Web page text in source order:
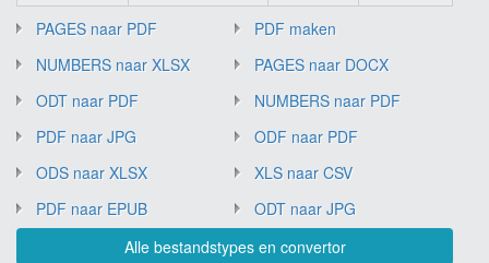
PAGES naar PDF
PDF maken
NUMBERS naar XLSX
PAGES naar DOCX
ODT naar PDF
NUMBERS naar PDF
PDF naar JPG
ODF naar PDF
ODS naar XLSX
XLS naar CSV
PDF naar EPUB
ODT naar JPG
Alle bestandstypes en convertor